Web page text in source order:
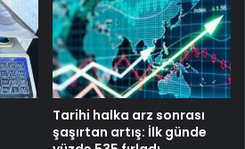
Tarihi halka arz sonrası
şaşırtan artış: İlk günde